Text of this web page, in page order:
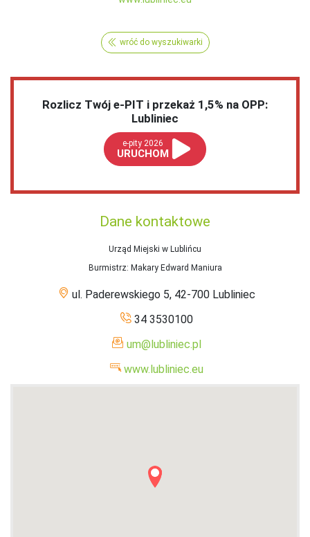
wróć do wyszukiwarki
Rozlicz Twój e-PIT i przekaż 1,5% na OPP:
Lubliniec
e-pity 2026
URUCHOM
Dane kontaktowe
Urząd Miejski w Lublińcu
Burmistrz: Makary Edward Maniura
ul. Paderewskiego 5, 42-700 Lubliniec
34 3530100
um@lubliniec.pl
www.lubliniec.eu